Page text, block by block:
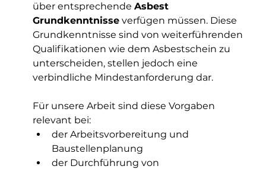
über entsprechende Asbest
Grundkenntnisse verfügen müssen. Diese
Grundkenntnisse sind von weiterführenden
Qualifikationen wie dem Asbestschein zu
unterscheiden, stellen jedoch eine
verbindliche Mindestanforderung dar.
Für unsere Arbeit sind diese Vorgaben
relevant bei:
der Arbeitsvorbereitung und
Baustellenplanung
der Durchführung von